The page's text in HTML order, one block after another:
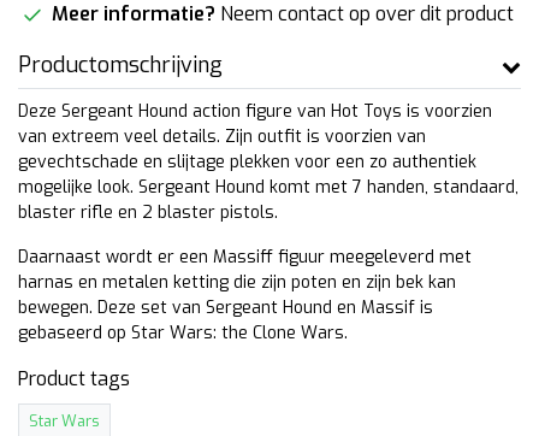
Meer informatie? Neem contact op over dit product
Productomschrijving
Deze Sergeant Hound action figure van Hot Toys is voorzien
van extreem veel details. Zijn outfit is voorzien van
gevechtschade en slijtage plekken voor een zo authentiek
mogelijke look. Sergeant Hound komt met 7 handen, standaard,
blaster rifle en 2 blaster pistols.
Daarnaast wordt er een Massiff figuur meegeleverd met
harnas en metalen ketting die zijn poten en zijn bek kan
bewegen. Deze set van Sergeant Hound en Massif is
gebaseerd op Star Wars: the Clone Wars.
Product tags
Star Wars